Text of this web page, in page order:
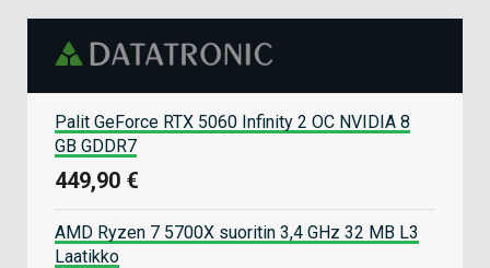
Palit GeForce RTX 5060 Infinity 2 OC NVIDIA 8
GB GDDR7
449,90 €
AMD Ryzen 7 5700X suoritin 3,4 GHz 32 MB L3
Laatikko